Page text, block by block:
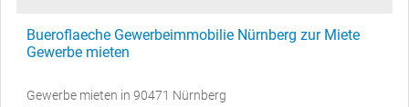
Bueroflaeche Gewerbeimmobilie Nürnberg zur Miete
Gewerbe mieten
Gewerbe mieten in 90471 Nürnberg